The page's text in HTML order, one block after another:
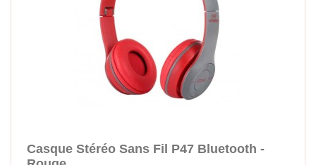
Casque Stéréo Sans Fil P47 Bluetooth -